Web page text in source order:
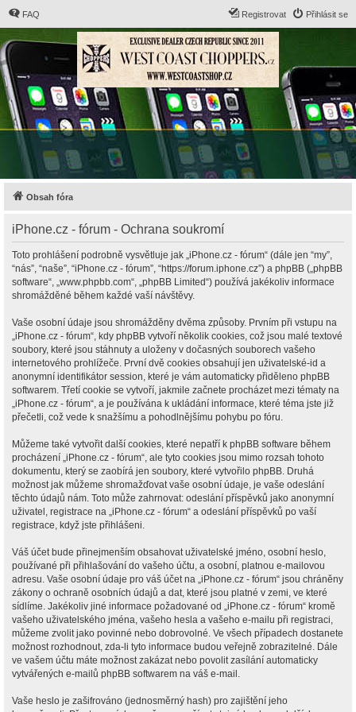
FAQ Přihlásit se
Registrovat
Obsah fóra
iPhone.cz - fórum - Ochrana soukromí
Toto prohlášení podrobně vysvětluje jak „iPhone.cz - fórum“ (dále jen “my”,
“nás”, “naše”, “iPhone.cz - fórum”, “https://forum.iphone.cz”) a phpBB („phpBB
software“, „www.phpbb.com“, „phpBB Limited“) používá jakékoliv informace
shromážděné během každé vaší návštěvy.
Vaše osobní údaje jsou shromážděny dvěma způsoby. Prvním při vstupu na
„iPhone.cz - fórum“, kdy phpBB vytvoří několik cookies, což jsou malé textové
soubory, které jsou stáhnuty a uloženy v dočasných souborech vašeho
internetového prohlížeče. První dvě cookies obsahují jen uživatelské-id a
anonymní identifikátor session, které je vám automaticky přiděleno phpBB
softwarem. Třetí cookie se vytvoří, jakmile začnete procházet mezi tématy na
„iPhone.cz - fórum“, a je používána k ukládání informace, které téma jste již
přečetli, což vede k snažšímu a pohodlnějšímu pohybu po fóru.
Můžeme také vytvořit další cookies, které nepatří k phpBB software během
procházení „iPhone.cz - fórum“, ale tyto cookies jsou mimo rozsah tohoto
dokumentu, který se zaobírá jen soubory, které vytvořilo phpBB. Druhá
možnost jak můžeme shromažďovat vaše osobní údaje, je vaše odeslání
těchto údajů nám. Toto může zahrnovat: odeslání příspěvků jako anonymní
uživatel, registrace na „iPhone.cz - fórum“ a odeslání příspěvků po vaší
registrace, když jste přihlášeni.
Váš účet bude přinejmenším obsahovat uživatelské jméno, osobní heslo,
používané při přihlašování do vašeho účtu, a osobní, platnou e-mailovou
adresu. Vaše osobní údaje pro váš účet na „iPhone.cz - fórum“ jsou chráněny
zákony o ochraně osobních údajů a dat, které jsou platné v zemi, ve které
sídlíme. Jakékoliv jiné informace požadované od „iPhone.cz - fórum“ kromě
vašeho uživatelského jména, vašeho hesla a vašeho e-mailu při registraci,
můžeme zvolit jako povinné nebo dobrovolné. Ve všech případech dostanete
možnost rozhodnout, zda-li tyto informace budou veřejně zobrazitelné. Dále
ve vašem účtu máte možnost zakázat nebo povolit zasílání automaticky
vytvářených e-mailů phpBB softwarem na váš e-mail.
Vaše heslo je zašifrováno (jednosměrný hash) pro zajištění jeho